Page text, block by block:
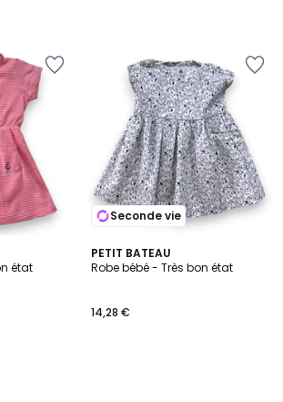
état
Seconde vie
PETIT BATEAU
Robe bébé - Très bon état
14,28 €